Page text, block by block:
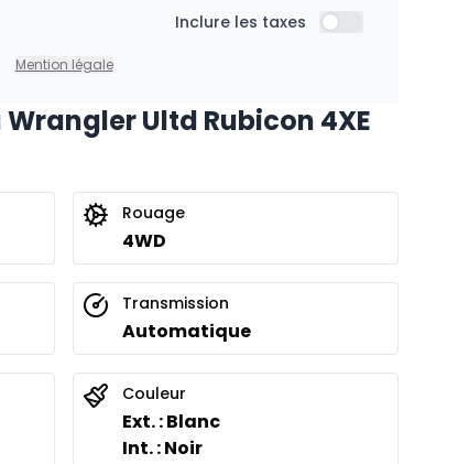
À partir de :
257 $/Sem.
Inclure les taxes Inclure les taxes
Mention légale
Ultd Rubicon 4XE
Rouage
4WD
Transmission
Automatique
Couleur
Ext. : Blanc
Int. : Noir